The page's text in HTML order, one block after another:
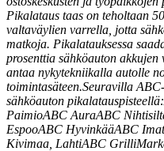
Pikalataus taas on teholtaan
valtaväylien varrella, jotta
matkoja. Pikalatauksessa
prosenttia sähköauton akkujen
antaa nykytekniikalla autolle
toimintasäteen.Seuravilla
sähköauton pikalatauspisteellä:
PaimioABC AuraABC
EspooABC HyvinkääABC
Kivimaa, LahtiABC